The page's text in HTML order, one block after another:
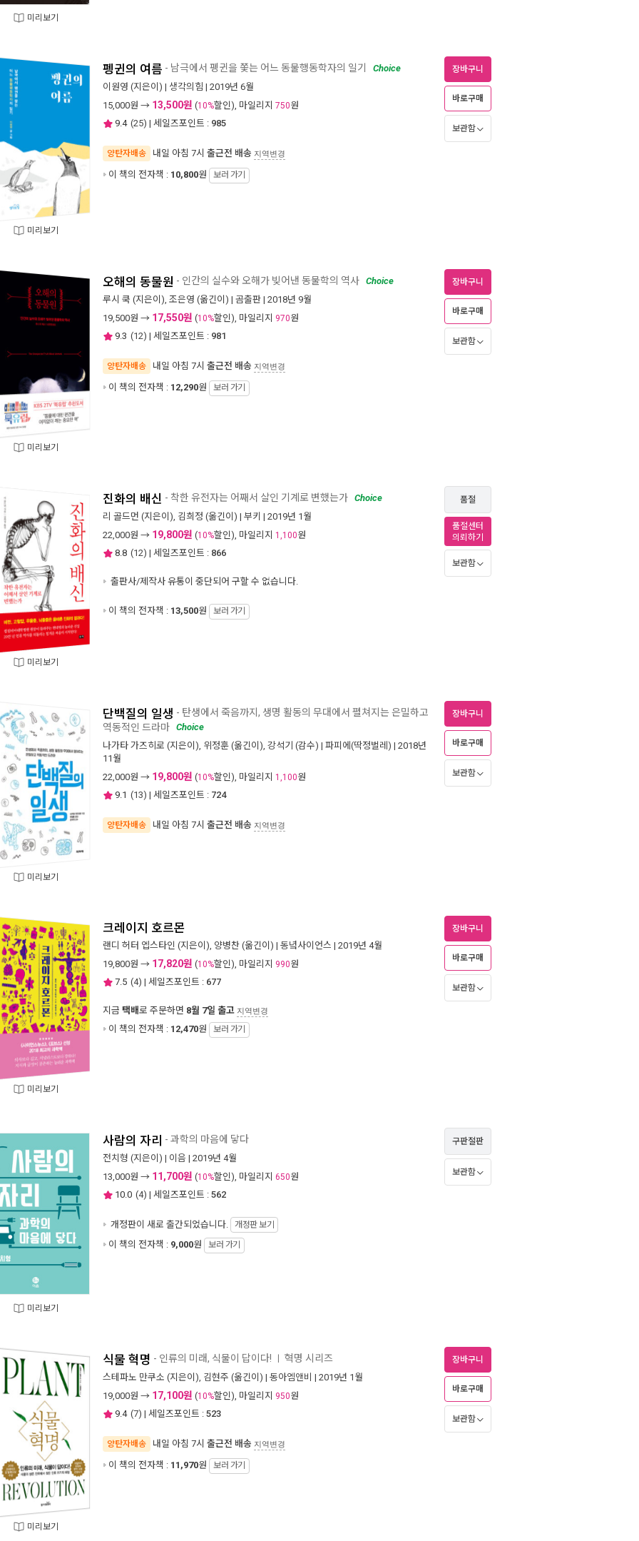
미리보기
미리보기
펭귄의 여름 - 남극에서 펭귄을 쫓는 어느 동물행동학자의 일기
Choice
이원영 (지은이) | 생각의힘 | 2019년 6월
15,000원 → 13,500원 (10%할인), 마일리지 750원
9.4 (25) | 세일즈포인트 : 985
양탄자배송 내일 아침 7시 출근전 배송 지역변경
이 책의 전자책 : 10,800원 보러 가기
장바구니
바로구매
보관함
미리보기
오해의 동물원 - 인간의 실수와 오해가 빚어낸 동물학의 역사 Choice
루시 쿡 (지은이), 조은영 (옮긴이) | 곰출판 | 2018년 9월
19,500원 → 17,550원 (10%할인), 마일리지 970원
9.3 (12) | 세일즈포인트 : 981
양탄자배송 내일 아침 7시 출근전 배송 지역변경
이 책의 전자책 : 12,290원 보러 가기
장바구니
바로구매
보관함
미리보기
진화의 배신 - 착한 유전자는 어째서 살인 기계로 변했는가 Choice
리 골드먼 (지은이), 김희정 (옮긴이) | 부키 | 2019년 1월
22,000원 → 19,800원 (10%할인), 마일리지 1,100원
8.8 (12) | 세일즈포인트 : 866
출판사/제작사 유통이 중단되어 구할 수 없습니다.
이 책의 전자책 : 13,500원 보러 가기
품절
품절센터
의뢰하기
보관함
미리보기
단백질의 일생 - 탄생에서 죽음까지, 생명 활동의 무대에서 펼쳐지는 은밀하고
역동적인 드라마 Choice
나가타 가즈히로 (지은이), 위정훈 (옮긴이), 강석기 (감수) | 파피에(딱정벌레) | 2018년
11월
22,000원 → 19,800원 (10%할인), 마일리지 1,100원
9.1 (13) | 세일즈포인트 : 724
양탄자배송 내일 아침 7시 출근전 배송 지역변경
장바구니
바로구매
보관함
미리보기
크레이지 호르몬
랜디 허터 엡스타인 (지은이), 양병찬 (옮긴이) | 동녘사이언스 | 2019년 4월
19,800원 → 17,820원 (10%할인), 마일리지 990원
7.5 (4) | 세일즈포인트 : 677
지금 택배로 주문하면 8월 7일 출고 지역변경
이 책의 전자책 : 12,470원 보러 가기
장바구니
바로구매
보관함
미리보기
사람의 자리 - 과학의 마음에 닿다
전치형 (지은이) | 이음 | 2019년 4월
13,000원 → 11,700원 (10%할인), 마일리지 650원
10.0 (4) | 세일즈포인트 : 562
개정판이 새로 출간되었습니다. 개정판 보기
이 책의 전자책 : 9,000원 보러 가기
구판절판
보관함
미리보기
식물 혁명 - 인류의 미래, 식물이 답이다! 혁명 시리즈
스테파노 만쿠소 (지은이), 김현주 (옮긴이) | 동아엠앤비 | 2019년 1월
19,000원 → 17,100원 (10%할인), 마일리지 950원
9.4 (7) | 세일즈포인트 : 523
양탄자배송 내일 아침 7시 출근전 배송 지역변경
이 책의 전자책 : 11,970원 보러 가기
장바구니
바로구매
보관함